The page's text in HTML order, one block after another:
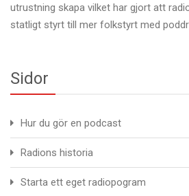
utrustning skapa vilket har gjort att
statligt styrt till mer folkstyrt med
Sidor
Hur du gör en podcast
Radions historia
Starta ett eget radiopogram